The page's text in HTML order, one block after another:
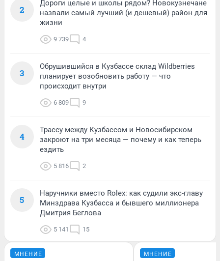
2
Дороги целые и школы рядом? Новокузнечане
назвали самый лучший (и дешевый) район для
жизни
9 739 4
3
Обрушившийся в Кузбассе склад Wildberries
планирует возобновить работу — что
происходит внутри
6 809 9
4
Трассу между Кузбассом и Новосибирском
закроют на три месяца — почему и как теперь
ездить
5 816 2
5
Наручники вместо Rolex: как судили экс-главу
Минздрава Кузбасса и бывшего миллионера
Дмитрия Беглова
5 141 15
МНЕНИЕ МНЕНИЕ